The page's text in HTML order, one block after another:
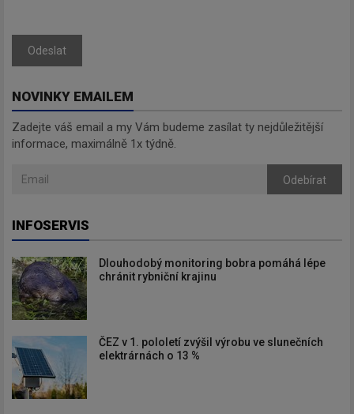
Odeslat
NOVINKY EMAILEM
Zadejte váš email a my Vám budeme zasílat ty nejdůležitější
informace, maximálně 1x týdně.
Odebírat
INFOSERVIS
Dlouhodobý monitoring bobra pomáhá lépe
chránit rybniční krajinu
ČEZ v 1. pololetí zvýšil výrobu ve slunečních
elektrárnách o 13 %